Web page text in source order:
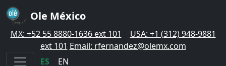
Ole México
MX: +52 55 8880-1636 ext 101
USA: +1 (312) 948-9881
ext 101 Email: rfernandez@olemx.com
ES
EN